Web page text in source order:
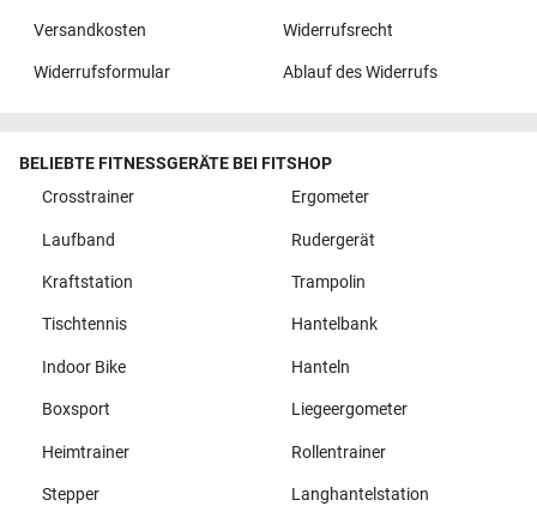
Versandkosten Widerrufsrecht
Widerrufsformular Ablauf des Widerrufs
BELIEBTE FITNESSGERÄTE BEI FITSHOP
Crosstrainer
Ergometer
Laufband Rudergerät
Kraftstation Trampolin
Tischtennis Hantelbank
Indoor Bike Hanteln
Boxsport Liegeergometer
Heimtrainer Rollentrainer
Stepper Langhantelstation